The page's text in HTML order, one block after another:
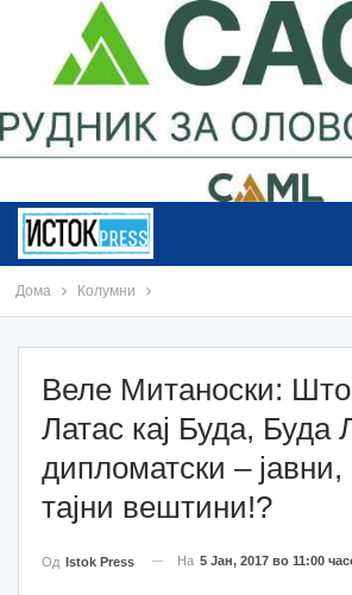
Дома Колумни
Веле Митаноски:
Латас кај Будa, Буда
дипломатски –
тајни вештини!?
Од Istok Press На 5 Јан, 2017 во 11:00